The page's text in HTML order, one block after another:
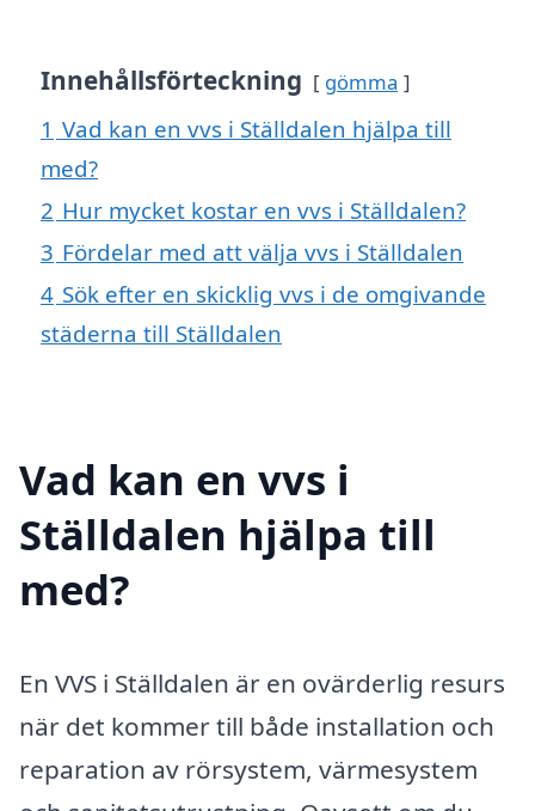
Innehållsförteckning gömma
1 Vad kan en vvs i Ställdalen hjälpa till
med?
2 Hur mycket kostar en vvs i Ställdalen?
3 Fördelar med att välja vvs i Ställdalen
4 Sök efter en skicklig vvs i de omgivande
städerna till Ställdalen
Vad kan en vvs i
Ställdalen hjälpa till
med?
En VVS i Ställdalen är en ovärderlig resurs
när det kommer till både installation och
reparation av rörsystem, värmesystem